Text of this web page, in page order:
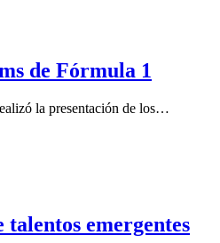
de Fórmula 1
la presentación de los…
emergentes